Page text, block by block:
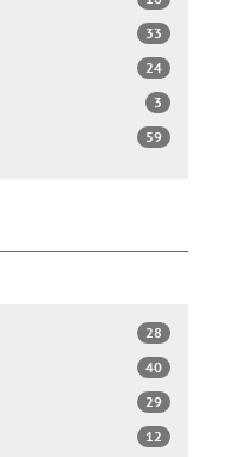
33
24
3
59
28
40
29
12